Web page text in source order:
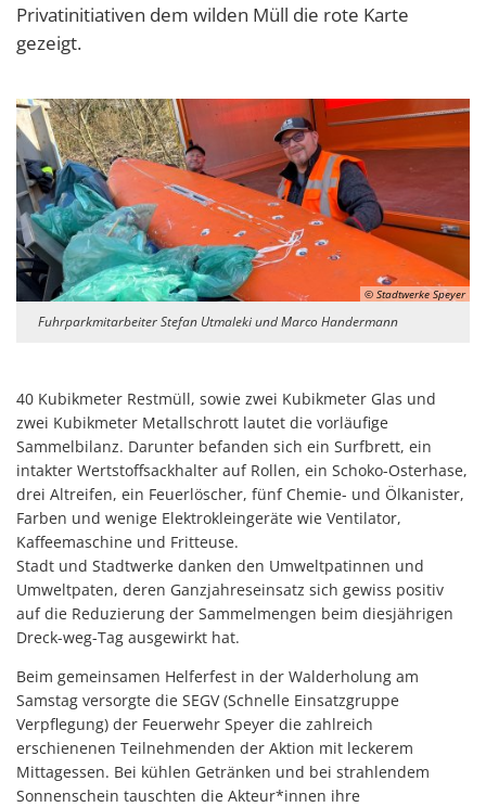
Privatinitiativen dem wilden Müll die rote Karte
gezeigt.
© Stadtwerke Speyer
Fuhrparkmitarbeiter Stefan Utmaleki und Marco Handermann
40 Kubikmeter Restmüll, sowie zwei Kubikmeter Glas und
zwei Kubikmeter Metallschrott lautet die vorläufige
Sammelbilanz. Darunter befanden sich ein Surfbrett, ein
intakter Wertstoffsackhalter auf Rollen, ein Schoko-Osterhase,
drei Altreifen, ein Feuerlöscher, fünf Chemie- und Ölkanister,
Farben und wenige Elektrokleingeräte wie Ventilator,
Kaffeemaschine und Fritteuse.
Stadt und Stadtwerke danken den Umweltpatinnen und
Umweltpaten, deren Ganzjahreseinsatz sich gewiss positiv
auf die Reduzierung der Sammelmengen beim diesjährigen
Dreck-weg-Tag ausgewirkt hat.
Beim gemeinsamen Helferfest in der Walderholung am
Samstag versorgte die SEGV (Schnelle Einsatzgruppe
Verpflegung) der Feuerwehr Speyer die zahlreich
erschienenen Teilnehmenden der Aktion mit leckerem
Mittagessen. Bei kühlen Getränken und bei strahlendem
Sonnenschein tauschten die Akteur*innen ihre